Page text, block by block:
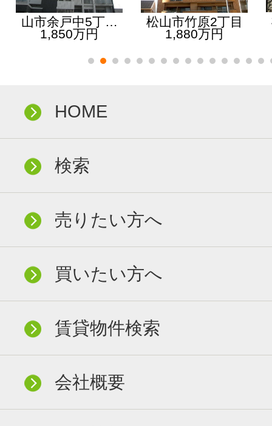
山市余戸中5丁…
1,850万円
松山市竹原2丁目
1,880万円
HOME
検索
売りたい方へ
買いたい方へ
賃貸物件検索
会社概要